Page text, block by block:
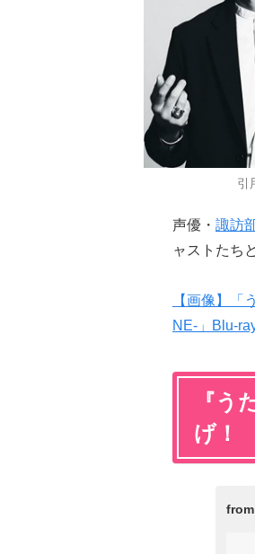
引
声優・ 諏訪
ャストたち
【画像】
NE-」Blu-
『う
げ！